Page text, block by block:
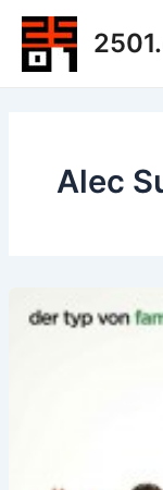
Zum
Inhalt
springen
Alec